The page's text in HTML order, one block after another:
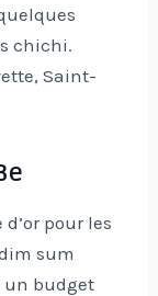
chichi.
Saint-
pour les
sum
un budget